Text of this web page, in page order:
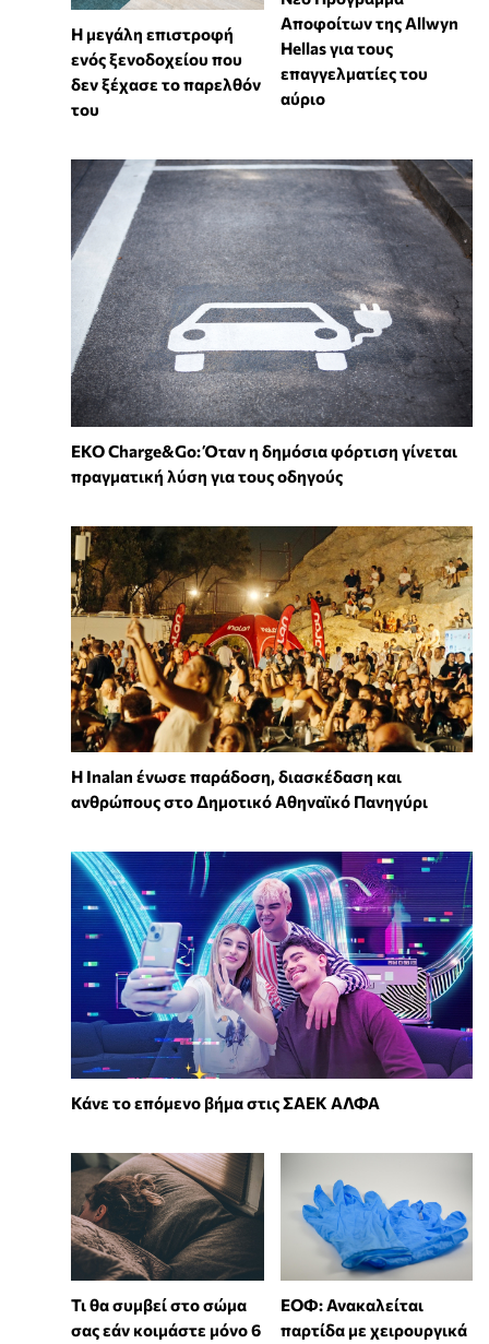
Η μεγάλη επιστροφή
ενός ξενοδοχείου που
δεν ξέχασε το παρελθόν
του
Αποφοίτων της Allwyn
Hellas για τους
επαγγελματίες του
αύριο
EKO Charge&Go: Όταν η δημόσια φόρτιση γίνεται
πραγματική λύση για τους οδηγούς
Η Inalan ένωσε παράδοση, διασκέδαση και
ανθρώπους στο Δημοτικό Αθηναϊκό Πανηγύρι
Κάνε το επόμενο βήμα στις ΣΑΕΚ ΑΛΦΑ
Τι θα συμβεί στο σώμα
σας εάν κοιμάστε μόνο 6
ΕΟΦ: Ανακαλείται
παρτίδα με χειρουργικά